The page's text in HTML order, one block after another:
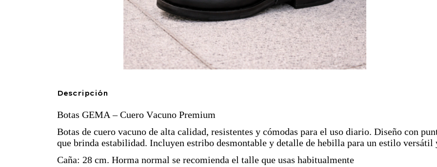
Descripción
Botas GEMA – Cuero Vacuno Premium
Botas de cuero vacuno de alta calidad, resistentes y cómodas para el uso diario. Diseño con
que brinda estabilidad. Incluyen estribo desmontable y detalle de hebilla para un estilo versátil
Caña: 28 cm. Horma normal se recomienda el talle que usas habitualmente